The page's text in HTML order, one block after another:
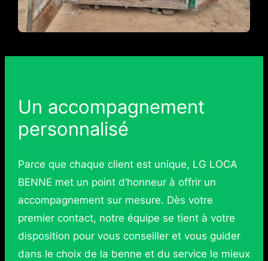
Un accompagnement
personnalisé
Parce que chaque client est unique, LG LOCA
BENNE met un point d’honneur à offrir un
accompagnement sur mesure. Dès votre
premier contact, notre équipe se tient à votre
disposition pour vous conseiller et vous guider
dans le choix de la benne et du service le mieux